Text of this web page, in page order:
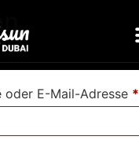
oder E-Mail-Adresse *